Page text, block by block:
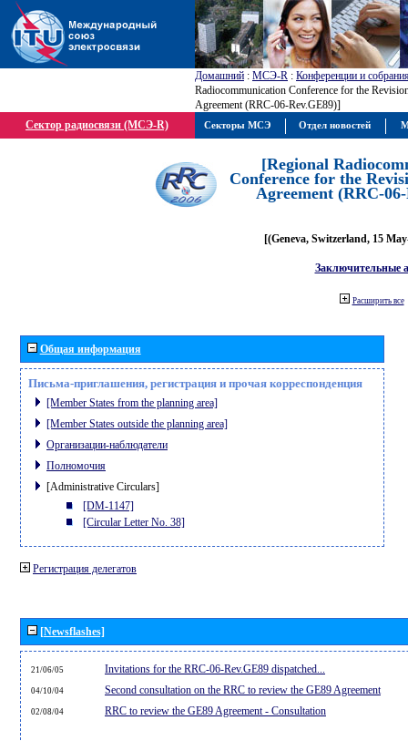
Домашний : МСЭ-R : Конференции и
Radiocommunication Conference for the
Agreement (RRC-06-Rev.GE89)]
Сектор радиосвязи (МСЭ-R)
[Regional
Conference for the
Agreement (RRC-
[(Geneva, Switzerland, 15
Заключительные
Расширить все
Общая информация
Письма-приглашения, регистрация и прочая корреспонденция
[Member States from the planning area]
[Member States outside the planning area]
Организации-наблюдатели
Полномочия
[Administrative Circulars]
[DM-1147]
[Circular Letter No. 38]
Регистрация делегатов
[Newsflashes]
21/06/05 Invitations for the RRC-06-Rev.GE89 dispatched...
04/10/04 Second consultation on the RRC to review the GE89 Agreement
02/08/04 RRC to review the GE89 Agreement - Consultation
Секторы МСЭ Отдел новостей